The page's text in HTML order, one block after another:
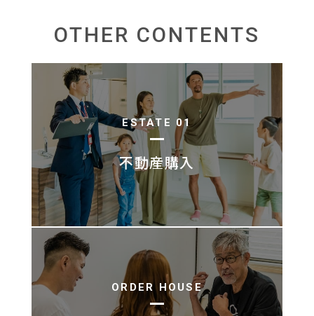
OTHER CONTENTS
ESTATE 01
不動産購入
ORDER HOUSE